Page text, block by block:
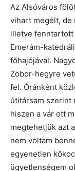
Az Alsóváros
vihart megélt, de
illetve fenntartott
Emerám-
főhajójával.
Zobor-hegyre
fel. Óránként
útitársam szerint
hiszen a vár ott
megtehetjük azt
nem voltam
egyenetlen
ügyetlenségem